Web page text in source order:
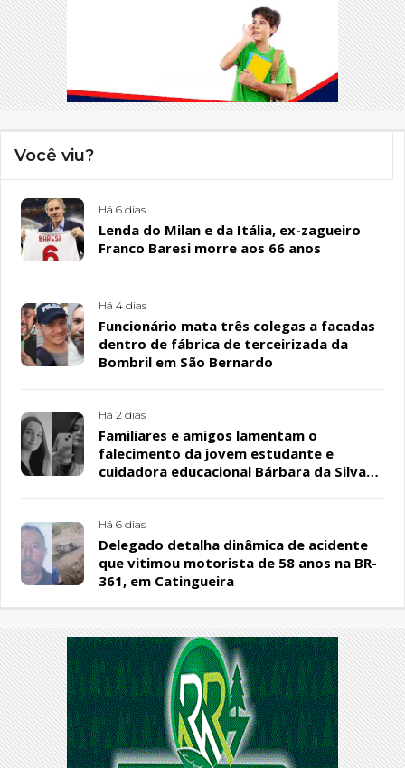
Você viu?
Há 6 dias
Lenda do Milan e da Itália, ex-zagueiro
Franco Baresi morre aos 66 anos
Há 4 dias
Funcionário mata três colegas a facadas
dentro de fábrica de terceirizada da
Bombril em São Bernardo
Há 2 dias
Familiares e amigos lamentam o
falecimento da jovem estudante e
cuidadora educacional Bárbara da Silva
Há 6 dias
Delegado detalha dinâmica de acidente
que vitimou motorista de 58 anos na BR-
361, em Catingueira